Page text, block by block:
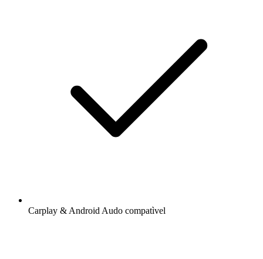
Carplay & Android Audo compatìvel